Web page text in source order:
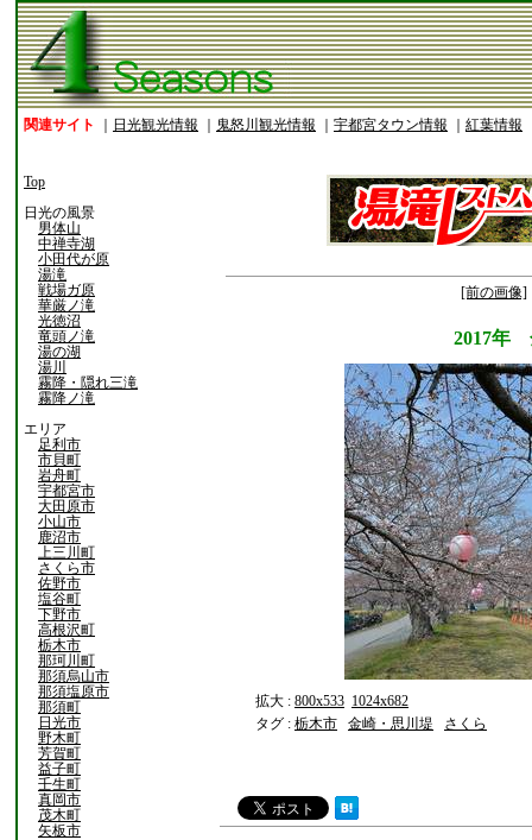
関連サイト 日光観光情報 鬼怒川観光情報 宇都宮タウン情報 紅葉情報
Top
日光の風景
男体山
中禅寺湖
小田代が原
湯滝
戦場ガ原
華厳ノ滝
光徳沼
竜頭ノ滝
湯の湖
湯川
霧降・隠れ三滝
霧降ノ滝
エリア
足利市
市貝町
岩舟町
宇都宮市
大田原市
小山市
鹿沼市
上三川町
さくら市
佐野市
塩谷町
下野市
高根沢町
栃木市
那珂川町
那須烏山市
那須塩原市
那須町
日光市
野木町
芳賀町
益子町
壬生町
真岡市
茂木町
矢板市
[前の画像]
2017年
拡大 : 800x533 1024x682
タグ : 栃木市 金崎・思川堤 さくら